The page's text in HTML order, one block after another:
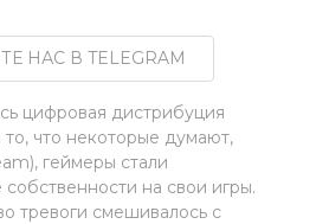
НАС В TELEGRAM
цифровая дистрибуция
то, что некоторые думают,
геймеры стали
на свои игры.
тревоги смешивалось с